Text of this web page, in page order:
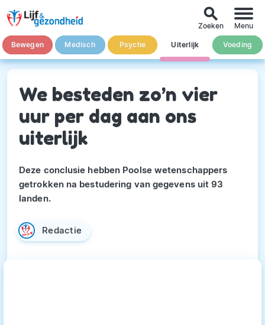
Bewegen Medisch Psyche Uiterlijk Voeding
search
Zoeken Menu
We besteden zo’n vier
uur per dag aan ons
uiterlijk
Deze conclusie hebben Poolse wetenschappers
getrokken na bestudering van gegevens uit 93
landen.
Redactie